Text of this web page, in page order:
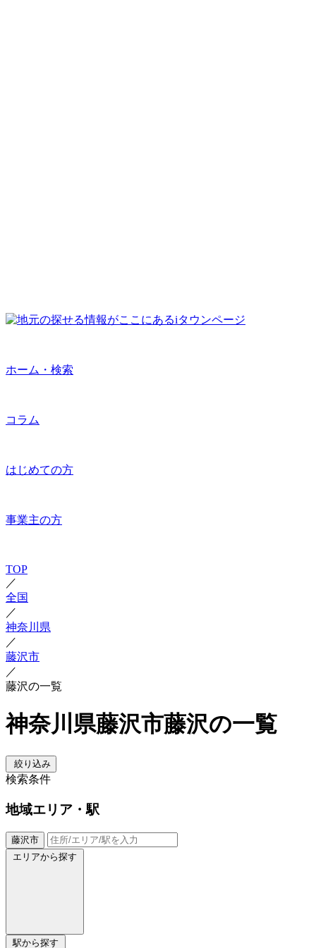
ホーム・検索
コラム
はじめての方
事業主の方
TOP
／
全国
／
神奈川県
／
藤沢市
／
藤沢の一覧
神奈川県藤沢市藤沢の一覧
絞り込み
検索条件
地域エリア・駅
藤沢市
エリアから探す
駅から探す